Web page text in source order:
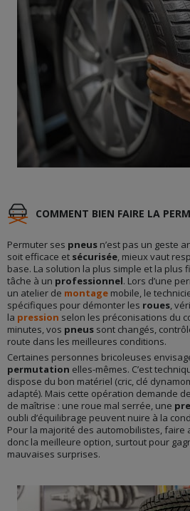
COMMENT BIEN FAIRE LA
Permuter ses pneus n’est pas un geste
soit efficace et sécurisée, mieux vaut
base. La solution la plus simple et la plus
tâche à un professionnel. Lors d’une
un atelier de montage mobile, le
spécifiques pour démonter les roues,
la pression selon les préconisations du
minutes, vos pneus sont changés,
route dans les meilleures conditions.
Certaines personnes bricoleuses
permutation elles-mêmes. C’est
dispose du bon matériel (cric, clé
adapté). Mais cette opération demande
de maîtrise : une roue mal serrée, une
oubli d’équilibrage peuvent nuire à la
Pour la majorité des automobilistes, faire
donc la meilleure option, surtout pour
mauvaises surprises.